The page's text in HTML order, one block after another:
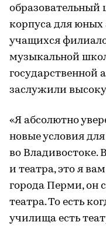
образовательный
корпуса для юных
учащихся
музыкальной
государственной
заслужили
«Я абсолютно
новые условия
во Владивостоке.
и театра, это я
города Перми, он
театра. То есть
училища есть